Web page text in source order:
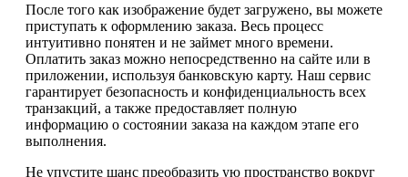
После того как изображение будет загружено, вы можете
приступать к оформлению заказа. Весь процесс
интуитивно понятен и не займет много времени.
Оплатить заказ можно непосредственно на сайте или в
приложении, используя банковскую карту. Наш сервис
гарантирует безопасность и конфиденциальность всех
транзакций, а также предоставляет полную
информацию о состоянии заказа на каждом этапе его
выполнения.
Не упустите шанс преобразить ую пространство вокруг